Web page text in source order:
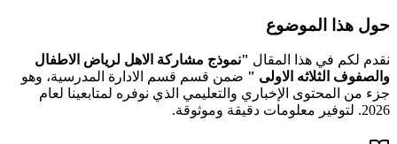
حول هذا الموضوع
نقدم لكم في هذا المقال "نموذج مشاركة الاهل لرياض الاطفال
والصفوف الثلاثه الاولى " ضمن قسم قسم الادارة المدرسية، وهو
جزء من المحتوى الإخباري والتعليمي الذي نوفره لمتابعينا لعام
2026
. لتوفير معلومات دقيقة وموثوقة.